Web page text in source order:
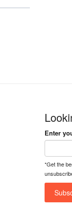
Enter
*Get the